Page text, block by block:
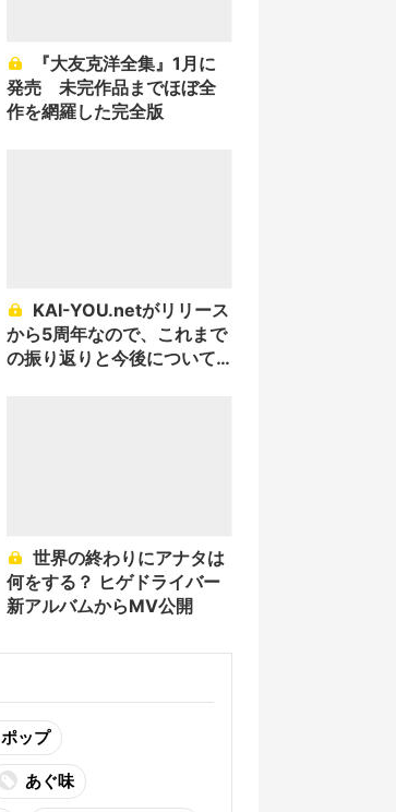
発売 未完作品までほぼ全
作を網羅した完全版
から5周年なので、これまで
の振り返りと今後について
何をする？ ヒゲドライバー
新アルバムからMV公開
ポップ
あぐ味